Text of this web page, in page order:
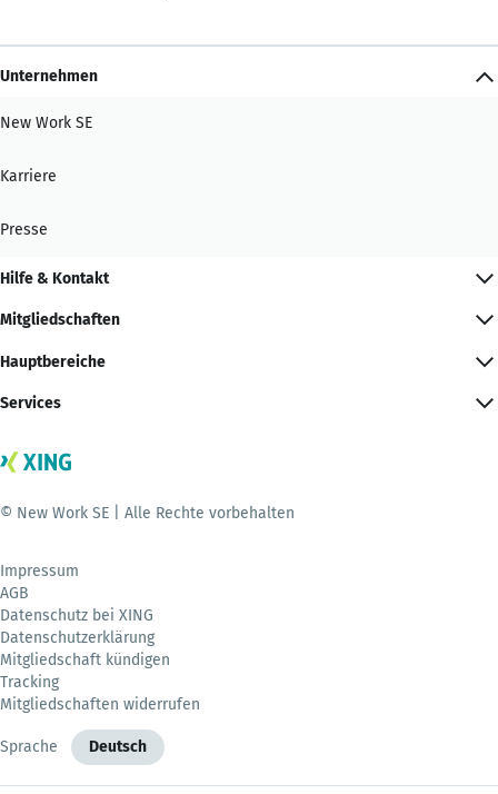
Unternehmen
New Work SE
Karriere
Presse
Hilfe & Kontakt
Mitgliedschaften
Hauptbereiche
Services
© New Work SE | Alle Rechte vorbehalten
Impressum
AGB
Datenschutz bei XING
Datenschutzerklärung
Mitgliedschaft kündigen
Tracking
Mitgliedschaften widerrufen
Sprache Deutsch